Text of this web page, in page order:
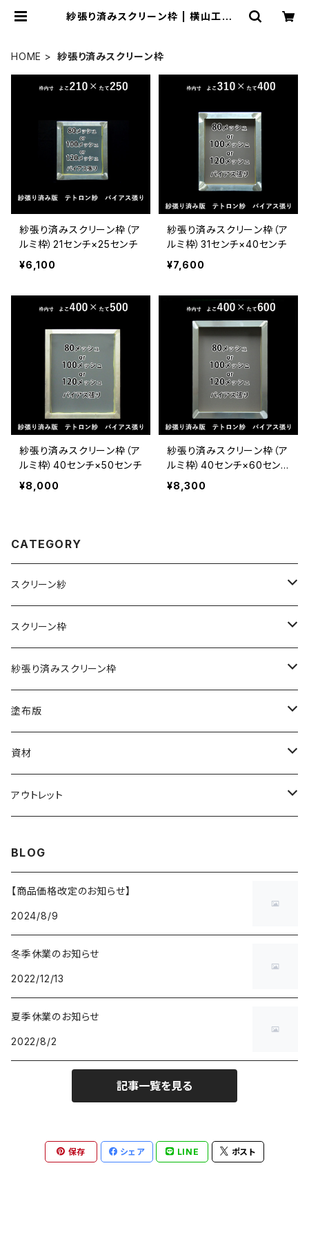
紗張り済みスクリーン枠 | 横山工藝オ
HOME 紗張り済みスクリーン枠
紗張り済みスクリーン枠（ア
ルミ枠）21センチ×25センチ
¥6,100
紗張り済みスクリーン枠（ア
ルミ枠）31センチ×40センチ
¥7,600
紗張り済みスクリーン枠（ア
ルミ枠）40センチ×50センチ
¥8,000
紗張り済みスクリーン枠（ア
ルミ枠）40センチ×60セン
チ
¥8,300
CATEGORY
スクリーン紗
ポリエステル（テトロン）
こねこ便
紙管巻き
ナイロン
こねこ便
紙管巻き
スクリーン枠
アルミ枠
木枠
紗張り済みスクリーン枠
アルミ枠
木枠
塗布版
アルミ枠
資材
インク
アウトレット
BLOG
【商品価格改定のお知らせ】
2024/8/9
冬季休業のお知らせ
2022/12/13
夏季休業のお知らせ
2022/8/2
記事一覧を見る
保存 シェア LINE ポスト